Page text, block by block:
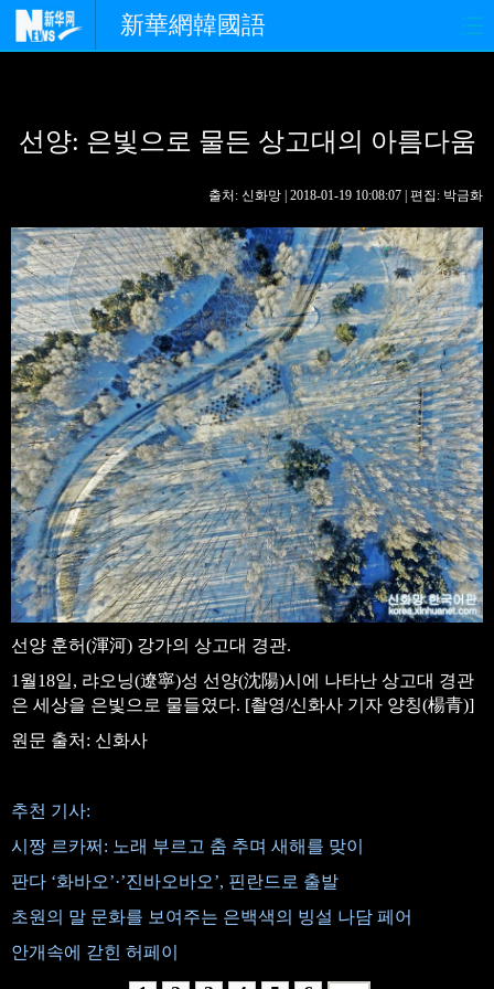
新華網韓國語
경제 사회 포토
핫 TV 문화
연예 관광 오피니언
생생 중국어
선양: 은빛으로 물든 상고대의 아름다움
출처: 신화망 | 2018-01-19 10:08:07 | 편집: 박금화
선양 훈허(渾河) 강가의 상고대 경관.
1월18일, 랴오닝(遼寧)성 선양(沈陽)시에 나타난 상고대 경관
은 세상을 은빛으로 물들였다. [촬영/신화사 기자 양칭(楊青)]
원문 출처: 신화사
추천 기사:
시짱 르카쩌: 노래 부르고 춤 추며 새해를 맞이
판다 ‘화바오’·’진바오바오’, 핀란드로 출발
초원의 말 문화를 보여주는 은백색의 빙설 나담 페어
안개속에 갇힌 허페이